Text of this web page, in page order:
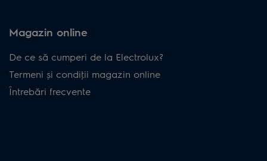
Magazin online
De ce să cumperi de la Electrolux?
Termeni și condiţii magazin online
Întrebări frecvente